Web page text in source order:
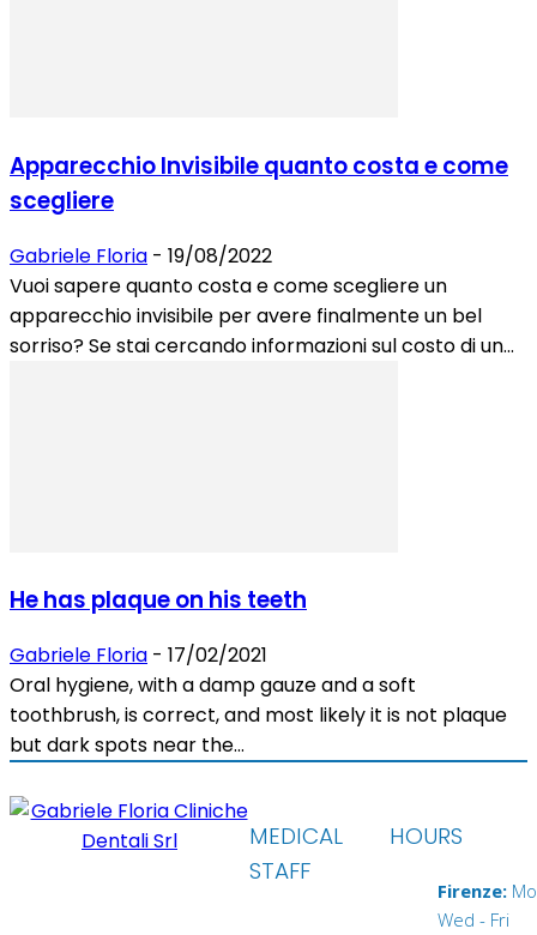
Apparecchio Invisibile quanto costa e come
scegliere
Gabriele Floria - 19/08/2022
Vuoi sapere quanto costa e come scegliere un
apparecchio invisibile per avere finalmente un bel
sorriso? Se stai cercando informazioni sul costo di un...
He has plaque on his teeth
Gabriele Floria - 17/02/2021
Oral hygiene, with a damp gauze and a soft
toothbrush, is correct, and most likely it is not plaque
but dark spots near the...
MEDICAL
STAFF
HOURS
Firenze:
Wed - Fri